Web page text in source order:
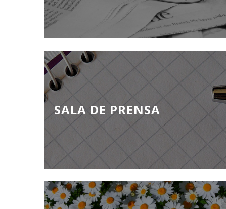
SALA DE PRENSA